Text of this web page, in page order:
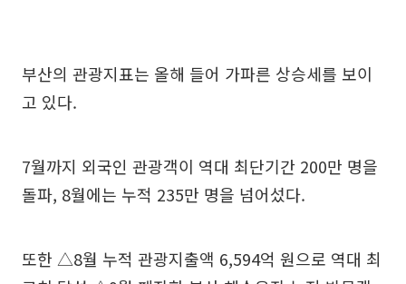
부산의 관광지표는 올해 들어 가파른 상승세를 보이
고 있다.
7월까지 외국인 관광객이 역대 최단기간 200만 명을
돌파, 8월에는 누적 235만 명을 넘어섰다.
또한 △8월 누적 관광지출액 6,594억 원으로 역대 최